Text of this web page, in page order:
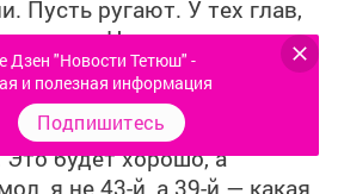
Пусть ругают. У тех глав,
с Нагумановым,
лучше бы пригласил
сказал: «Давайте,
у меня резервы, что мы
будет хорошо, а
я не 43-й, а 39-й — какая
Дзен "Новости Тетюш" -
и полезная информация
Подпишитесь